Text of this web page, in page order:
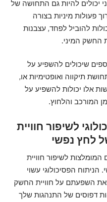
יכולים להיות גם התחושה של
פעולות מיניות בצורה
להוביל לפחד, עצבנות
החשק המיני.
שיכולים להשפיע על
תיקווה ואופטימיות או,
אלו יכולות להשפיע על
המורכב והלחוץ.
לשיפור חוויית
לחץ נפשי
המומלצות לשיפור חוויית
הפסיכולוגי עשוי
השפעתם על חוויית החשק
דפוסים של התנהגות שלך